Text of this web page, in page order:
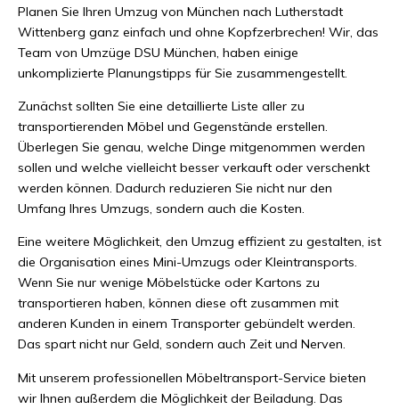
Planen Sie Ihren Umzug von München nach Lutherstadt
Wittenberg ganz einfach und ohne Kopfzerbrechen! Wir, das
Team von Umzüge DSU München, haben einige
unkomplizierte Planungstipps für Sie zusammengestellt.
Zunächst sollten Sie eine detaillierte Liste aller zu
transportierenden Möbel und Gegenstände erstellen.
Überlegen Sie genau, welche Dinge mitgenommen werden
sollen und welche vielleicht besser verkauft oder verschenkt
werden können. Dadurch reduzieren Sie nicht nur den
Umfang Ihres Umzugs, sondern auch die Kosten.
Eine weitere Möglichkeit, den Umzug effizient zu gestalten, ist
die Organisation eines Mini-Umzugs oder Kleintransports.
Wenn Sie nur wenige Möbelstücke oder Kartons zu
transportieren haben, können diese oft zusammen mit
anderen Kunden in einem Transporter gebündelt werden.
Das spart nicht nur Geld, sondern auch Zeit und Nerven.
Mit unserem professionellen Möbeltransport-Service bieten
wir Ihnen außerdem die Möglichkeit der Beiladung. Das